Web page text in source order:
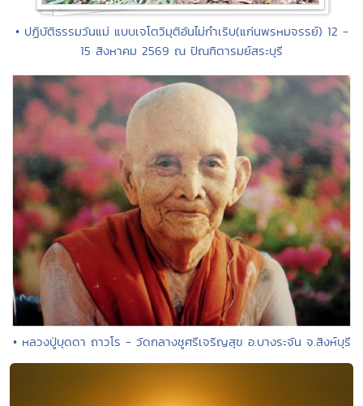
• ปฏิบัติธรรมวันแม่ แบบเจโตวิมุติอันไม่กำเริบ(แก่นพรหมจรรย์) 12 -
15 สิงหาคม 2569 ณ ปัณฑิตารมย์สระบุรี
• หลวงปู่บุดดา ถาวโร - วัดกลางชูศรีเจริญสุข อ.บางระจัน จ.สิงห์บุรี